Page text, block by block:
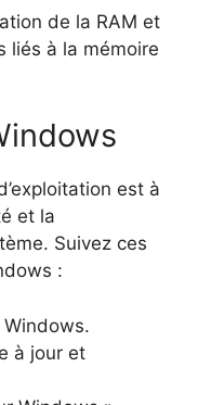
de la RAM et
liés à la mémoire
est à
et la
Suivez ces
:
à jour et